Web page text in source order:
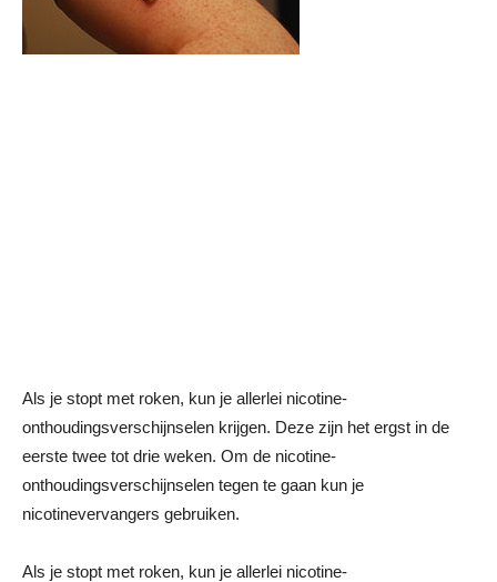
Als je stopt met roken, kun je allerlei nicotine-
onthoudingsverschijnselen krijgen. Deze zijn het ergst in de
eerste twee tot drie weken. Om de nicotine-
onthoudingsverschijnselen tegen te gaan kun je
nicotinevervangers gebruiken.
Als je stopt met roken, kun je allerlei nicotine-